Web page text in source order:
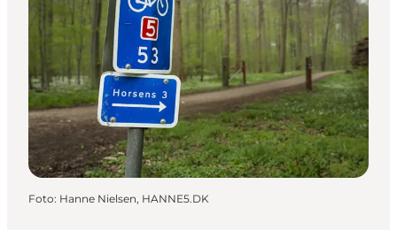
Foto: Hanne Nielsen, HANNE5.DK